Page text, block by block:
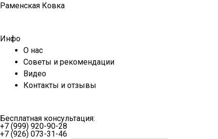
Перейти
Раменская Ковка
Инфо
О нас
Советы и рекомендации
Видео
Контакты и отзывы
Бесплатная консультация:
+7 (999) 920-90-28
+7 (926) 073-31-46